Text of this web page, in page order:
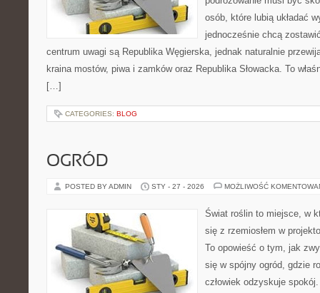
osób, które lubią układać
jednocześnie chcą
centrum uwagi są Republika Węgierska, jednak naturalnie
kraina mostów, piwa i zamków oraz Republika Słowacka. To
[…]
CATEGORIES: BLOG
OGRÓD
POSTED BY ADMIN STY - 27 - 2026 MOŻLIWOŚĆ
Świat roślin to miejsce, w
się z rzemiosłem w
To opowieść o tym, jak
się w spójny ogród, gdzie
człowiek odzyskuje